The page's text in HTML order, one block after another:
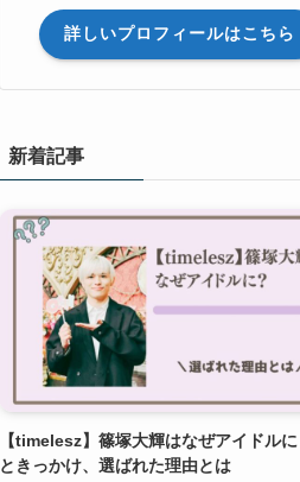
詳しいプロフィールはこちら
新着記事
【timelesz】篠塚大輝はなぜアイドル
ときっかけ、選ばれた理由とは